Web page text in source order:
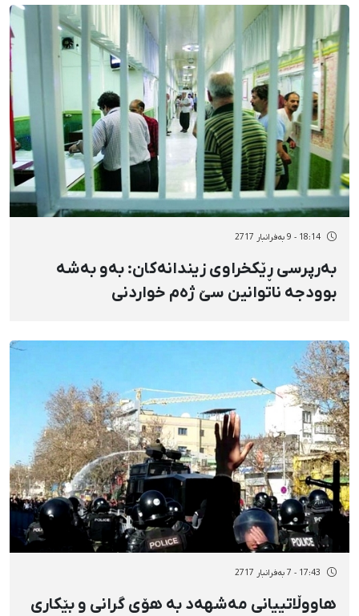
18:14 - 9 بەفرانبار 2717
بەرپرسی ڕێکخراوی زیندانەکان: بەو بەشە
بوودجە ناتوانین سێ ژەم خواردنی
17:43 - 7 بەفرانبار 2717
هاووڵاتییانی مەشهەد بە هۆی گرانی و بێکاری